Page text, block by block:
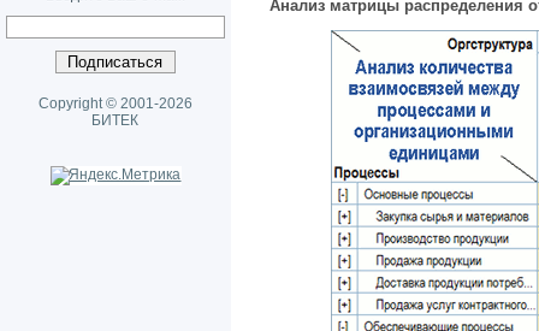
Анализ матрицы распределения
Copyright © 2001-2026
БИТЕК